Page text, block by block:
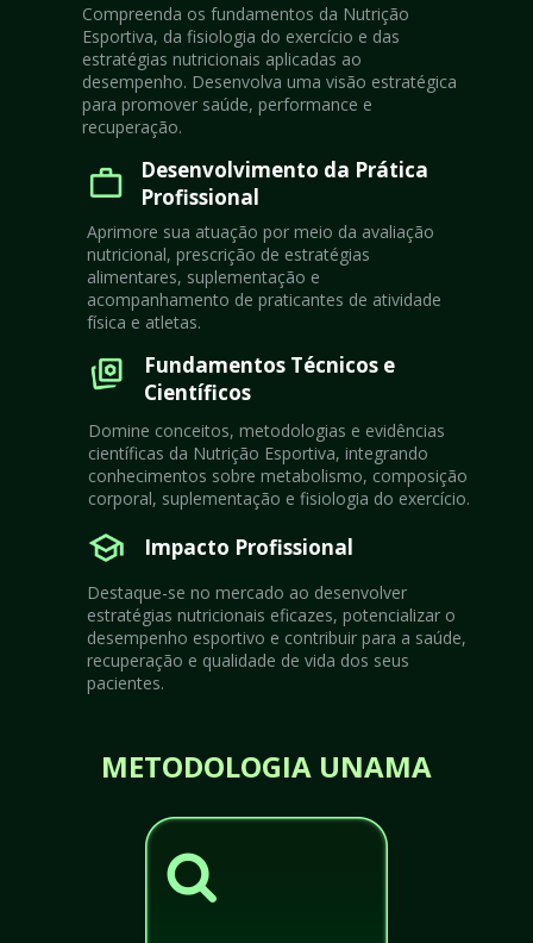
Desenvolvimento da Prática
Profissional
Fundamentos Técnicos e
Científicos
Impacto Profissional
Aprimore sua atuação por meio da avaliação
nutricional, prescrição de estratégias
alimentares, suplementação e
acompanhamento de praticantes de atividade
física e atletas.
Domine conceitos, metodologias e evidências
científicas da Nutrição Esportiva, integrando
conhecimentos sobre metabolismo, composição
corporal, suplementação e fisiologia do exercício.
Destaque-se no mercado ao desenvolver
estratégias nutricionais eficazes, potencializar o
desempenho esportivo e contribuir para a saúde,
recuperação e qualidade de vida dos seus
pacientes.
Compreenda os fundamentos da Nutrição
Esportiva, da fisiologia do exercício e das
estratégias nutricionais aplicadas ao
desempenho. Desenvolva uma visão estratégica
para promover saúde, performance e
recuperação.
METODOLOGIA UNAMA